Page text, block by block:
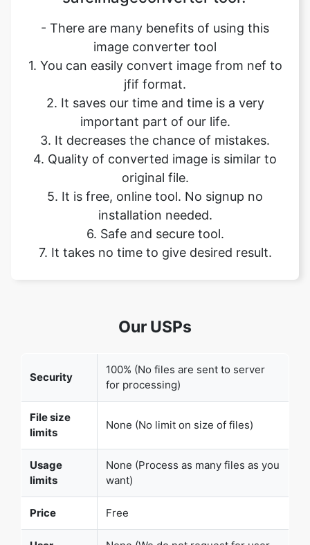
1. You can easily convert image from nef to
jfif format.
2. It saves our time and time is a very
important part of our life.
3. It decreases the chance of mistakes.
4. Quality of converted image is similar to
original file.
5. It is free, online tool. No signup no
installation needed.
6. Safe and secure tool.
7. It takes no time to give desired result.
for processing)
limits
None (No limit on size of files)
limits
want)
User
Captured
None (We do not request for user
number)